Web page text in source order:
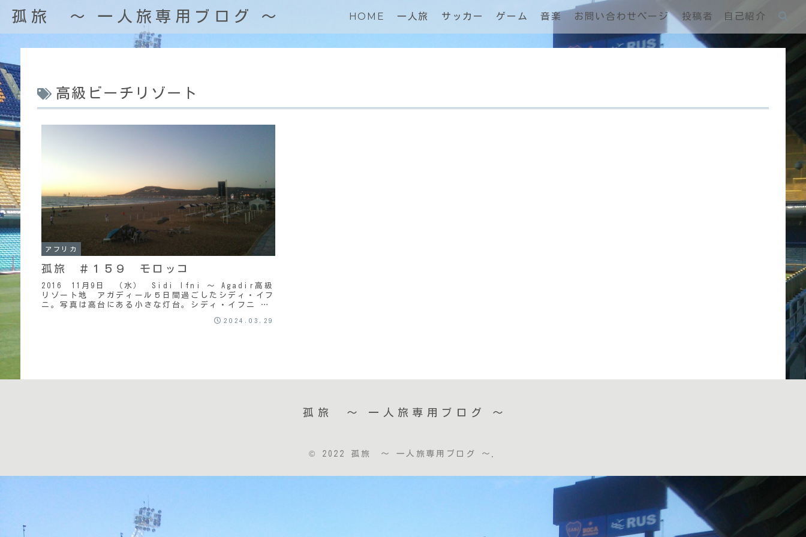
孤旅 〜 一人旅専用ブログ ～ HOME 一人旅 サッカー ゲーム 音楽 お問い合わせページ 投稿者 自己紹介
高級ビーチリゾート
アフリカ
孤旅 ＃１５９ モロッコ
2016 11月9日 （水） Sidi Ifni ～ Agadir高級
リゾート地 アガディール５日間過ごしたシディ・イフ
ニ。写真は高台にある小さな灯台。シディ・イフニ 出
2024.03.29
孤旅 〜 一人旅専用ブログ ～
© 2022 孤旅 〜 一人旅専用ブログ ～.